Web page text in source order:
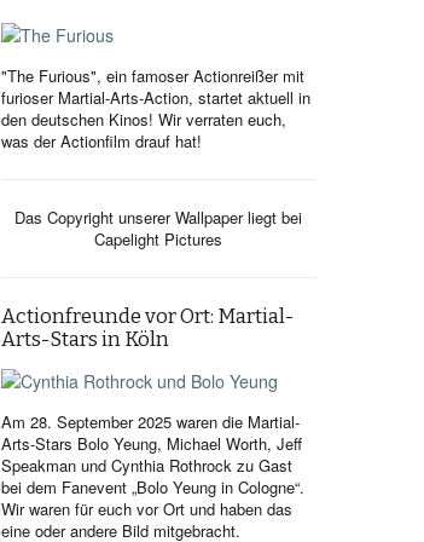
"The Furious", ein famoser Actionreißer mit
furioser Martial-Arts-Action, startet aktuell in
den deutschen Kinos! Wir verraten euch,
was der Actionfilm drauf hat!
Das Copyright unserer Wallpaper liegt bei
Capelight Pictures
Actionfreunde vor Ort: Martial-
Arts-Stars in Köln
Am 28. September 2025 waren die Martial-
Arts-Stars Bolo Yeung, Michael Worth, Jeff
Speakman und Cynthia Rothrock zu Gast
bei dem Fanevent „Bolo Yeung in Cologne“.
Wir waren für euch vor Ort und haben das
eine oder andere Bild mitgebracht.